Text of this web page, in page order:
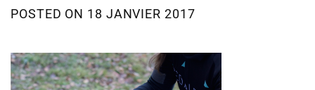
POSTED ON 18 JANVIER 2017